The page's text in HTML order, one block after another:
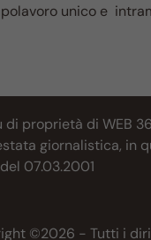
unico e
di proprietà di WEB
giornalistica, in
07.03.2001
©2026 - Tutti i